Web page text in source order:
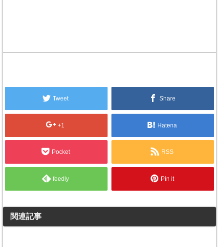
Tweet Share
+1 Hatena
Pocket RSS
feedly Pin it
関連記事